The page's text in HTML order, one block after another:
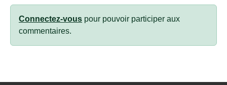
Connectez-vous pour pouvoir participer aux
commentaires.